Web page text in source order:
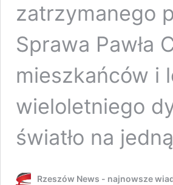
zatrzymanego
Sprawa Pawła
mieszkańców i
wieloletniego
światło na
Rzeszów News - najnowsze